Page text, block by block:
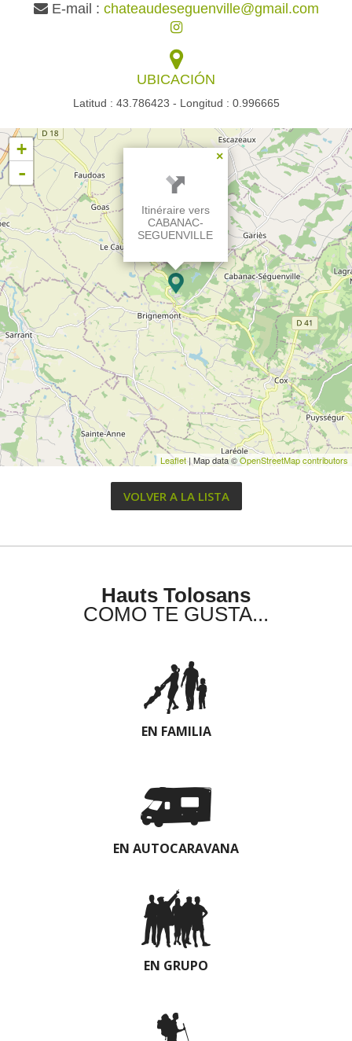
E-mail : chateaudeseguenville@gmail.com
UBICACIÓN
Latitud : 43.786423 - Longitud : 0.996665
×
Itinéraire vers
CABANAC-
SEGUENVILLE
+
-
Leaflet | Map data ©OpenStreetMap contributors
VOLVER A LA LISTA
Hauts Tolosans
COMO TE GUSTA...
EN FAMILIA
EN AUTOCARAVANA
EN GRUPO